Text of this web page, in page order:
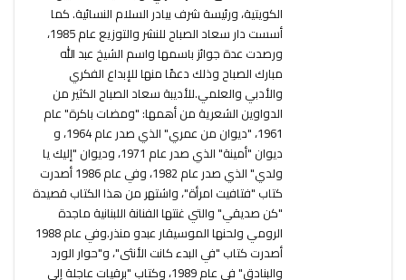
الكويتية، ورئيسة شرف بيادر السلام النسائية. كما
أسست دار سعاد الصباح للنشر والتوزيع عام 1985،
ورصدت عدة جوائز باسمها واسم الشيخ عبد الله
مبارك الصباح وذلك دعمًا منها للإبداع الفكري
والأدبي والعلمي.للأديبة سعاد الصباح الكثير من
الدواوين الشعرية من أهمها: "ومضات باكرة" عام
1961، "ديوان من عمري" الذي صدر عام 1964، و
ديوان "أمينة" الذي صدر عام 1971، وديوان "إليك يا
ولدي" الذي صدر عام 1982، وفي عام 1986 أصدرت
كتاب "فتافيت امرأة"، واشتهر من هذا الكتاب قصيدة
"كن صديقي" والتي غنتها الفنانة اللبنانية ماجدة
الرومي ولحنها الموسيقار عبدو منذر.وفي عام 1988
أصدرت كتاب "في البدء كانت الأنثى"، و"حوار الورد
والبنادق" في عام 1989، وكتاب "برقيات عاجلة إلى